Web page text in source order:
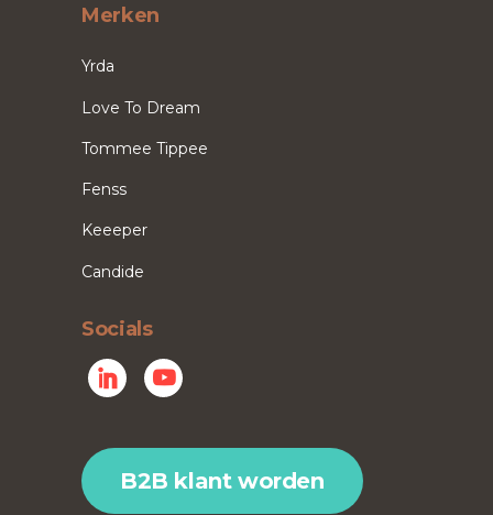
Merken
Yrda
Love To Dream
Tommee Tippee
Fenss
Keeeper
Candide
Socials
B2B klant worden